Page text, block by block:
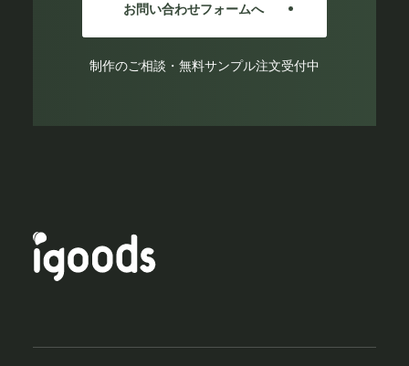
お問い合わせフォームへ
制作のご相談・無料サンプル注文受付中